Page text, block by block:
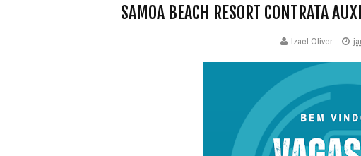
SAMOA BEACH RESORT CONTRATA
Izael Oliver